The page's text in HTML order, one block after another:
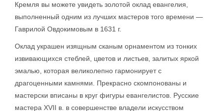
Кремля вы можете увидеть золотой оклад евангелия,
выполненный одним из лучших мастеров того времени —
Гаврилой Овдокимовым в 1631 г.
Оклад украшен изящным сканым орнаментом из тонких
извивающихся стеблей, цветов и листьев, залитых яркой
эмалью, которая великолепно гармонирует с
драгоценными камнями. Прекрасно скомпонованы и
мастерски вписаны в круг фигуры евангелистов. Русские
мастера XVII в. в совершенстве владели искусством